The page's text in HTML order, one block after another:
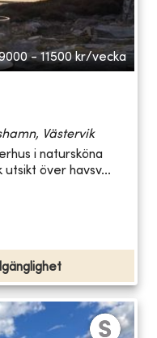
- 11500 kr/vecka
Västervik
i natursköna
utsikt över havsv...